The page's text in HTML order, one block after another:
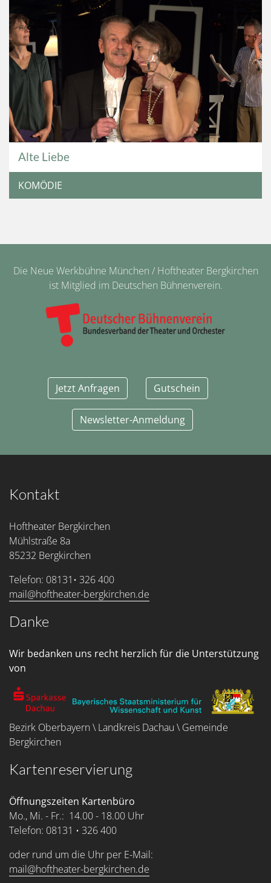
Alte Liebe
KOMÖDIE
Die Neue Werkbühne München / Hoftheater Bergkirchen
ist Mitglied im Deutschen Bühnenverein.
Jetzt Anfragen Gutschein
Newsletter-Anmeldung
Kontakt
Hoftheater Bergkirchen
Mühlstraße 8a
85232 Bergkirchen
Telefon: 08131• 326 400
mail@hoftheater-bergkirchen.de
Danke
Wir bedanken uns recht herzlich für die Unterstützung
von
Bezirk Oberbayern \ Landkreis Dachau \ Gemeinde
Bergkirchen
Kartenreservierung
Öffnungszeiten Kartenbüro
Mo., Mi. - Fr.: 14.00 - 18.00 Uhr
Telefon: 08131 • 326 400
oder rund um die Uhr per E-Mail:
mail@hoftheater-bergkirchen.de